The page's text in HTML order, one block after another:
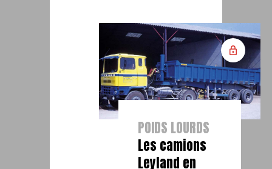
POIDS LOURDS
Les camions
Leyland en